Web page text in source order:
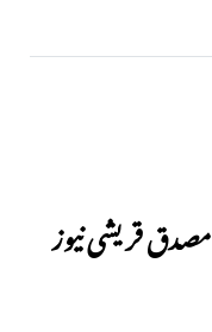
مصدق قریشی نیوز